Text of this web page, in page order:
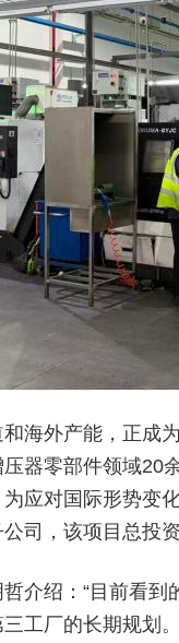
海外产能，正成
器零部件领域20
为应对国际形势
司，该项目总投
介绍：“目前看到
工厂的长期规划